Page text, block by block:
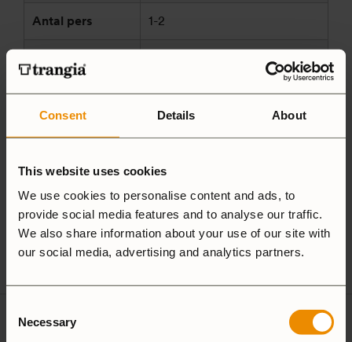
Consent Details About
This website uses cookies
We use cookies to personalise content and ads, to
provide social media features and to analyse our traffic.
We also share information about your use of our site with
our social media, advertising and analytics partners.
Selection
Necessary
Antal pers 1-2
Material UL / Ultralight
Tillverkare
och/eller
ansvarig enligt
GPSR
Trangia AB
Alsenvägen 16
83596 Trångsviken
Sverige
customersupport@trangia.se